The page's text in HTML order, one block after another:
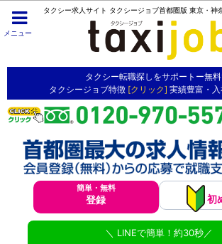
メニュー
タクシー求人サイト タクシージョブ首都圏版 東京・神
タクシー転職探しをサポートー無
タクシージョブ特徴 [クリック] 実績豊富・
簡単・無料
登録 初
＼ LINEで簡単！約30秒／